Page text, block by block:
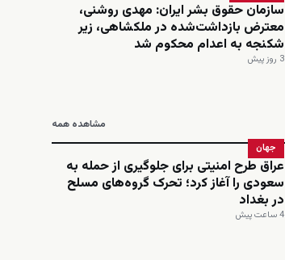
سازمان حقوق بشر ایران: مهدی روشنی،
معترض بازداشت‌شده در ملکشاهی، زیر
شکنجه به اعدام محکوم شد
3 روز پیش
مشاهده همه
جهان
عراق طرح امنیتی برای جلوگیری از حمله به
سعودی را آغاز کرد؛ تحرک گروه‌های مسلح
در بغداد
4 ساعت پیش